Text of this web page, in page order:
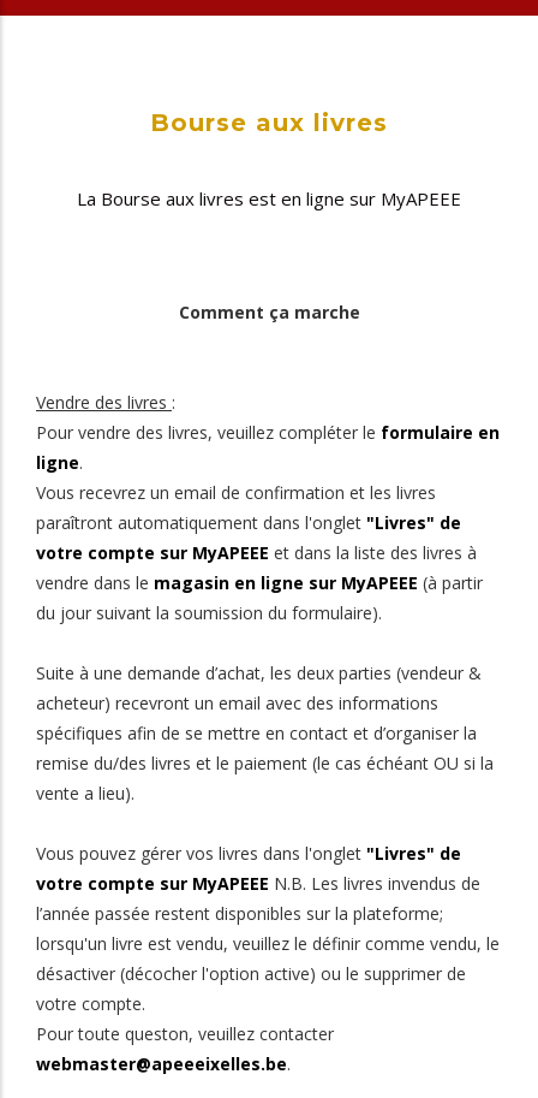
Bourse aux livres
La Bourse aux livres est en ligne sur MyAPEEE
Comment ça marche
Vendre des livres :
Pour vendre des livres, veuillez compléter le formulaire en
ligne.
Vous recevrez un email de confirmation et les livres
paraîtront automatiquement dans l'onglet "Livres" de
votre compte sur MyAPEEE et dans la liste des livres à
vendre dans le magasin en ligne sur MyAPEEE (à partir
du jour suivant la soumission du formulaire).
Suite à une demande d’achat, les deux parties (vendeur &
acheteur) recevront un email avec des informations
spécifiques afin de se mettre en contact et d’organiser la
remise du/des livres et le paiement (le cas échéant OU si la
vente a lieu).
Vous pouvez gérer vos livres dans l'onglet "Livres" de
votre compte sur MyAPEEE N.B. Les livres invendus de
l’année passée restent disponibles sur la plateforme;
lorsqu'un livre est vendu, veuillez le définir comme vendu, le
désactiver (décocher l'option active) ou le supprimer de
votre compte.
Pour toute queston, veuillez contacter
webmaster@apeeeixelles.be.